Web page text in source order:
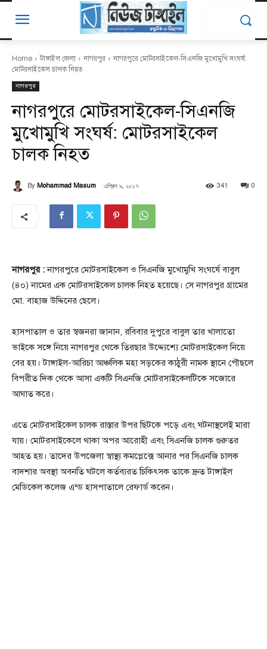
Home টাঙ্গাইল জেলা নাগরপুর
নাগরপুরে মোটরসাইকেল-সিএনজি মুখোমুখি সংঘর্ষ:
মোটরসাইকেল চালক নিহত
নাগরপুর
নাগরপুরে মোটরসাইকেল-সিএনজি
মুখোমুখি সংঘর্ষ: মোটরসাইকেল
চালক নিহত
By Mohammad Masum এপ্রিল ৯, ২০১৭ 0
341
নাগরপুর :নাগরপুরে মোটরসাইকেল ও সিএনজি মুখোমুখি সংঘর্ষে বাবুল
(৪০) নামের এক মোটরসাইকেল চালক নিহত হয়েছে। সে নাগরপুর গ্রামের
মো. বাহাজ উদ্দিনের ছেলে।
হাসপাতাল ও তার স্বজনরা জানান, রবিবার দুপুরে বাবুল তার খালাতো
ভাইকে সঙ্গে নিয়ে নাগরপুর থেকে তিরছার উদ্দ্যেশ্যে মোটরসাইকেল নিয়ে
বের হয়। টাঙ্গাইল-আরিচা আঞ্চলিক মহা সড়কের কাঠুরী নামক স্থানে পৌছলে
বিপরীত দিক থেকে আসা একটি সিএনজি মোটরসাইকেলটিকে সজোরে
আঘাত করে।
এতে মোটরসাইকেল চালক রাস্তার উপর ছিটকে পড়ে এবং ঘটনাস্থলেই মারা
যায়। মোটরসাইকেলে থাকা অপর আরোহী এবং সিএনজি চালক গুরুতর
আহত হয়। তাদের উপজেলা স্বাস্থ্য কমপ্লেক্সে আনার পর সিএনজি চালক
বাদশার অবস্থা অবনতি ঘটলে কর্তব্যরত চিকিৎসক তাকে দ্রুত টাঙ্গাইল
মেডিকেল কলেজ এন্ড হাসপাতালে রেফার্ড করেন।